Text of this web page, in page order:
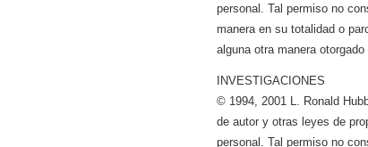
personal. Tal permiso no
manera en su totalidad o
alguna otra manera
INVESTIGACIONES
© 1994, 2001 L. Ronald
de autor y otras leyes de
personal. Tal permiso no